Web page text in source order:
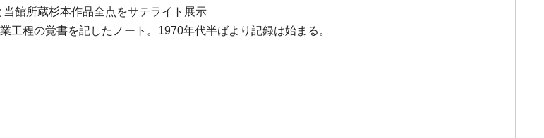
館所蔵杉本作品全点をサテライト展示
工程の覚書を記したノート。1970年代半ばより記録は始まる。